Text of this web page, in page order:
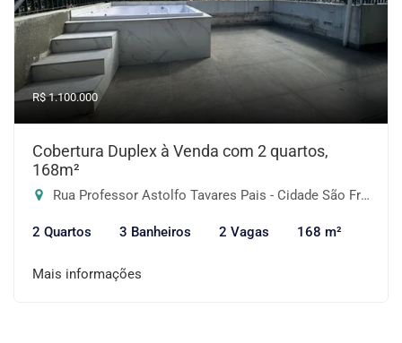
R$ 1.100.000
Cobertura Duplex à Venda com 2 quartos,
168m²
Rua Professor Astolfo Tavares Pais - Cidade São Francisco, São Paulo-SP
2 Quartos 3 Banheiros 2 Vagas 168 m²
Mais informações